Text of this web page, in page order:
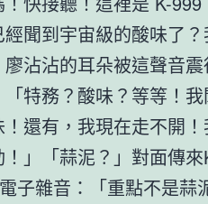
聞到宇宙級的酸味了？
沾沾的耳朵被這聲音震
特務？酸味？等等！我
還有，我現在走不開！
」「蒜泥？」對面傳來
子雜音：「重點不是蒜